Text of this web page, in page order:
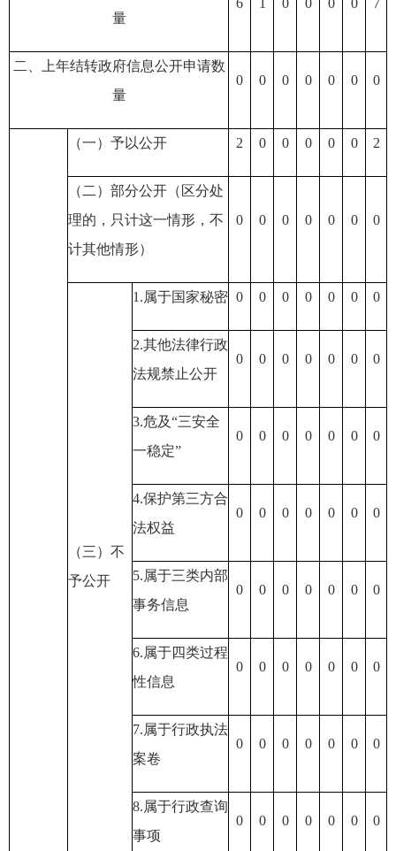
量
二、上年结转政府信息公开申请数
量
0 0 0 0 0 0 0
（一）予以公开 2 0 0 0 0 0 2
（二）部分公开 （区分处
理的，只计这一情形，不
计其他情形）
0 0 0 0 0 0 0
（三）不
予公开
1.属于国家秘密 0 0 0 0 0 0 0
2.其他法律行政
法规禁止公开
0 0 0 0 0 0 0
3.危及“三安全
一稳定”
0 0 0 0 0 0 0
4.保护第三方合
法权益
0 0 0 0 0 0 0
5.属于三类内部
事务信息
0 0 0 0 0 0 0
6.属于四类过程
性信息
0 0 0 0 0 0 0
7.属于行政执法
案卷
0 0 0 0 0 0 0
8.属于行政查询
事项
0 0 0 0 0 0 0